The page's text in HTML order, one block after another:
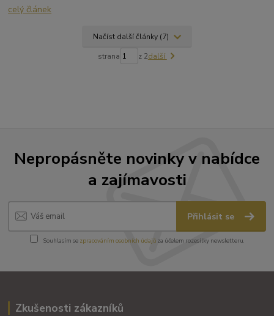
celý článek
Načíst další články (7)
strana z 2další
Nepropásněte novinky v nabídce
a zajímavosti
Přihlásit se
Souhlasím se zpracováním osobních údajůza účelem rozesílky newsletteru.
Zkušenosti zákazníků